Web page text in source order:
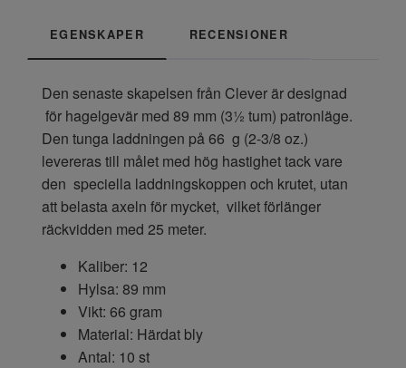
EGENSKAPER RECENSIONER
Den senaste skapelsen från Clever är designad
för hagelgevär med 89 mm (3½ tum) patronläge.
Den tunga laddningen på 66 g (2-3/8 oz.)
levereras till målet med hög hastighet tack vare
den speciella laddningskoppen och krutet, utan
att belasta axeln för mycket, vilket förlänger
räckvidden med 25 meter.
Kaliber: 12
Hylsa: 89 mm
Vikt: 66 gram
Material: Härdat bly
Antal: 10 st